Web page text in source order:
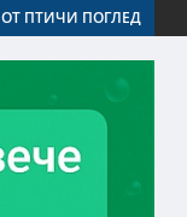
ОТ ПТИЧИ ПОГЛЕД